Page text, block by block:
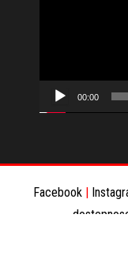
00:00
Facebook